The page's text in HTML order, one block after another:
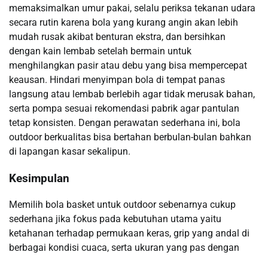
memaksimalkan umur pakai, selalu periksa tekanan udara
secara rutin karena bola yang kurang angin akan lebih
mudah rusak akibat benturan ekstra, dan bersihkan
dengan kain lembab setelah bermain untuk
menghilangkan pasir atau debu yang bisa mempercepat
keausan. Hindari menyimpan bola di tempat panas
langsung atau lembab berlebih agar tidak merusak bahan,
serta pompa sesuai rekomendasi pabrik agar pantulan
tetap konsisten. Dengan perawatan sederhana ini, bola
outdoor berkualitas bisa bertahan berbulan-bulan bahkan
di lapangan kasar sekalipun.
Kesimpulan
Memilih bola basket untuk outdoor sebenarnya cukup
sederhana jika fokus pada kebutuhan utama yaitu
ketahanan terhadap permukaan keras, grip yang andal di
berbagai kondisi cuaca, serta ukuran yang pas dengan